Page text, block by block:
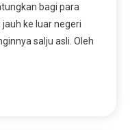
bagi para
ke luar negeri
salju asli. Oleh